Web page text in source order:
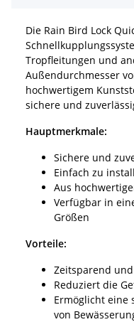
Die Rain Bird Lock
Tropfleitungen und
Außendurchmesser
hochwertigem
sichere und
Hauptmerkmale:
Sichere und
Einfach zu
Aus
Verfügbar in
Größen
Vorteile:
Zeitsparend
Reduziert die
Ermöglicht eine
von